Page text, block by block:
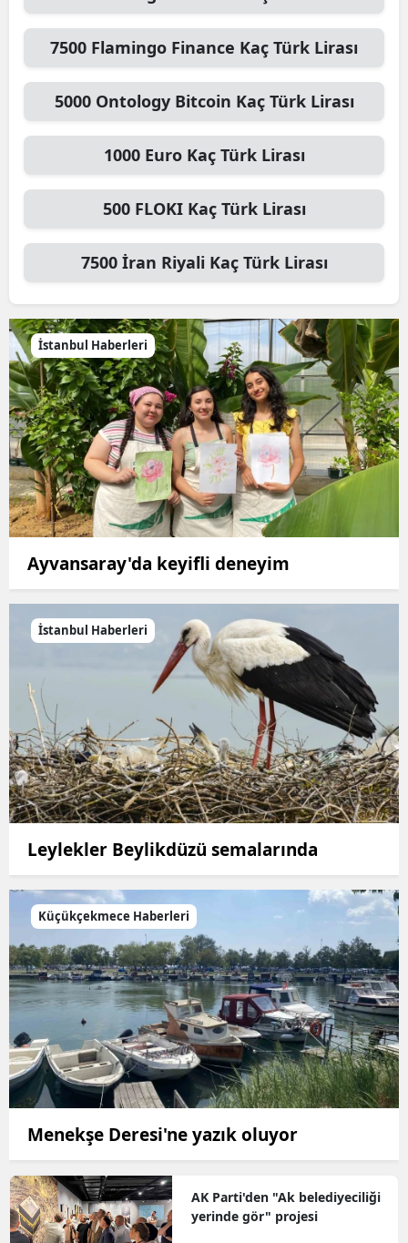
7500 Flamingo Finance Kaç Türk Lirası
5000 Ontology Bitcoin Kaç Türk Lirası
1000 EuroKaç Türk Lirası
500 FLOKI Kaç Türk Lirası
7500 İran Riyali Kaç Türk Lirası
İstanbul Haberleri
Ayvansaray'da keyifli deneyim
İstanbul Haberleri
Leylekler Beylikdüzü semalarında
Küçükçekmece Haberleri
Menekşe Deresi'ne yazık oluyor
AK Parti'den "Ak belediyeciliği
yerinde gör" projesi